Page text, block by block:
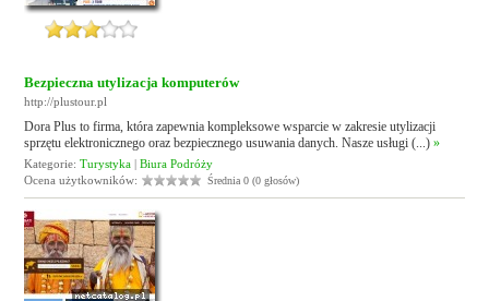
Bezpieczna utylizacja komputerów
http://plustour.pl
Dora Plus to firma, która zapewnia kompleksowe wsparcie w zakresie utylizacji
sprzętu elektronicznego oraz bezpiecznego usuwania danych. Nasze usługi (...)»
Kategorie:Turystyka |Biura Podróży
Ocena użytkowników:
Średnia 0 (0 głosów)